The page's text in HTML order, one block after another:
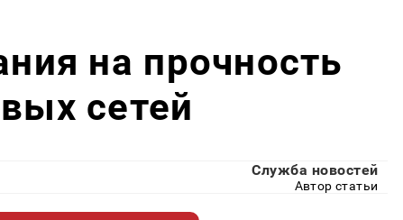
на прочность
сетей
Служба новостей
Автор статьи